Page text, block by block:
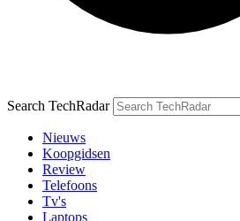
Search TechRadar
Nieuws
Koopgidsen
Review
Telefoons
Tv's
Laptops